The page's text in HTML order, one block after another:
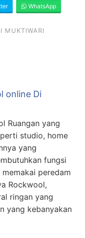
WhatsApp
MUKTIWARI
online Di
Ruangan yang
studio, home
yang
fungsi
peredam
Rockwool,
ringan yang
yang kebanyakan